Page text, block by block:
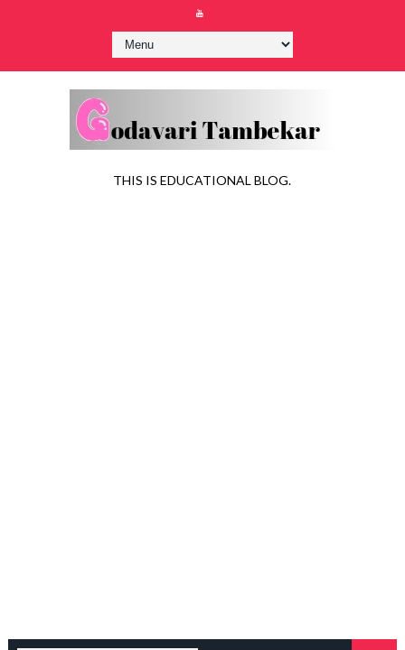
THIS IS EDUCATIONAL BLOG.